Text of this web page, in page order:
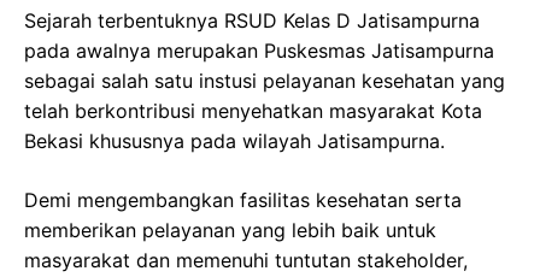
Sejarah terbentuknya RSUD Kelas D Jatisampurna
pada awalnya merupakan Puskesmas Jatisampurna
sebagai salah satu instusi pelayanan kesehatan yang
telah berkontribusi menyehatkan masyarakat Kota
Bekasi khususnya pada wilayah Jatisampurna.
Demi mengembangkan fasilitas kesehatan serta
memberikan pelayanan yang lebih baik untuk
masyarakat dan memenuhi tuntutan stakeholder,